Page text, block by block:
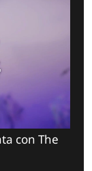
con The